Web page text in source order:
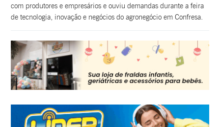
com produtores e empresários e ouviu demandas durante a feira
de tecnologia, inovação e negócios do agronegócio em Confresa.